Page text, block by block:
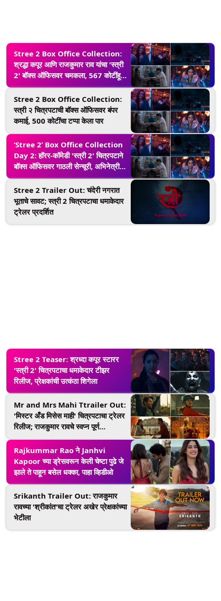
Stree 2 Box Office Collection:
श्रद्धा कपूर आणि राजकुमार राव यांचा 'स्त्री
2' बॉक्स ऑफिसवर चमकला, 567 कोटींहून
अधिकचा व्यवसाय
Stree 2 Box Office Collection:
स्त्री २ चित्रपटाची बॉक्स ऑफिसवर बंपर
कमाई, 500 कोटींचा टप्पा केला पार
‘Stree 2’ Box Office Collection
Day 2: हॉरर-कॉमेडी 'स्त्री 2' चित्रपटाने
बॉक्स ऑफिसवर गाठली सेन्चूरी, अभिनेत्री
कंगणाने केले टीमचे कौतुक
Stree 2 Trailer Out: चंदेरी नगरात
भूताचे सावट; स्त्री 2 चित्रपटाचा धमाकेदार
ट्रेलर प्रदर्शित
Stree 2 Teaser: श्रध्दा कपूर स्टारर
'स्त्री 2' चित्रपटाचा धमाकेदार टीझर
रिलीज, प्रेक्षकांची उत्कंठा शिगेला
Mr and Mrs Mahi Ttrailer Out:
'मिस्टर अँड मिसेस माही' चित्रपटाचा ट्रेलर
रिलीज; राजकुमार रावचे स्वप्न पूर्ण
करण्यासाठी जान्हवी कपूर उतरली क्रिकेटच्या
मैदानात (Watch Video)
Rajkummar Rao ने Janhvi
Kapoor च्या ड्रेसवरून केली चेष्टा पुढे जे
झाले ते पाहून बसेल धक्का, पाहा व्हिडीओ
Srikanth Trailer Out: राजकुमार
रावच्या 'श्रीकांत'चा ट्रेलर अखेर प्रेक्षकांच्या
भेटीला